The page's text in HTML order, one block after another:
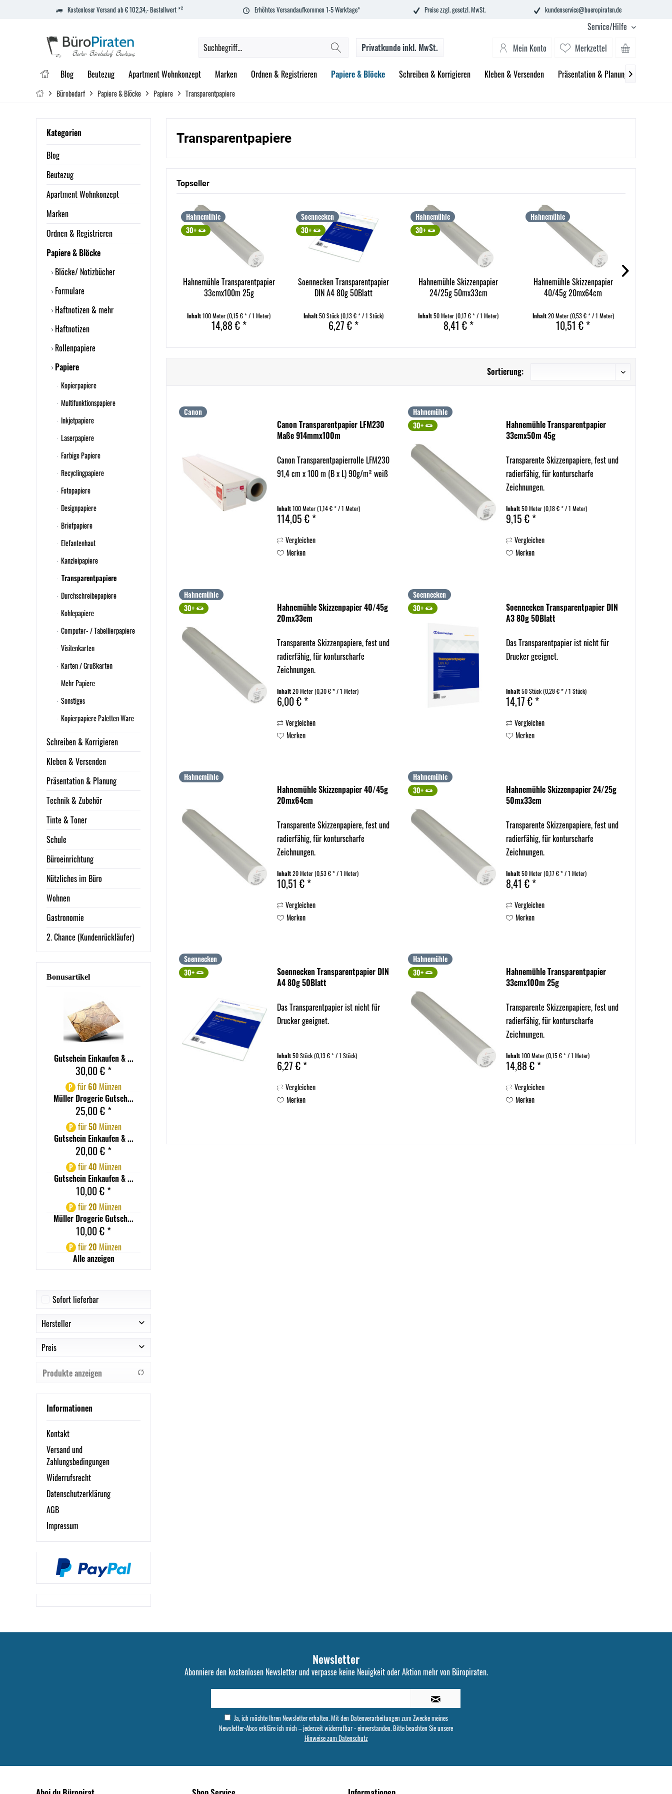
Kostenloser Versand ab € 102,34,- Bestellwert *² Erhöhtes Versandaufkommen 1-5 Werktage* Preise zzgl. gesetzl. MwSt. kundenservice@bueropiraten.de
Service/Hilfe
Merkzettel
Mein Konto
Privatkundeinkl. MwSt.
Blog Beutezug Apartment Wohnkonzept Marken Ordnen & Registrieren Papiere & Blöcke Schreiben & Korrigieren Kleben & Versenden Präsentation & Planung 
Bürobedarf Papiere & Blöcke Papiere Transparentpapiere
Kategorien
Blog
Beutezug
Apartment Wohnkonzept
Marken
Ordnen & Registrieren
Papiere & Blöcke
Blöcke/ Notizbücher
Formulare
Haftnotizen & mehr
Haftnotizen
Rollenpapiere
Papiere
Kopierpapiere
Multifunktionspapiere
Inkjetpapiere
Laserpapiere
Farbige Papiere
Recyclingpapiere
Fotopapiere
Designpapiere
Briefpapiere
Elefantenhaut
Kanzleipapiere
Transparentpapiere
Durchschreibepapiere
Kohlepapiere
Computer- / Tabellierpapiere
Visitenkarten
Karten / Grußkarten
Mehr Papiere
Sonstiges
Kopierpapiere Paletten Ware
Schreiben & Korrigieren
Kleben & Versenden
Präsentation & Planung
Technik & Zubehör
Tinte & Toner
Schule
Büroeinrichtung
Nützliches im Büro
Wohnen
Gastronomie
2. Chance (Kundenrückläufer)
Bonusartikel
Gutschein Einkaufen & ...
30,00 € *
P für60 Münzen
Müller Drogerie Gutsch...
25,00 € *
P für50 Münzen
Gutschein Einkaufen & ...
20,00 € *
P für40 Münzen
Gutschein Einkaufen & ...
10,00 € *
P für20 Münzen
Müller Drogerie Gutsch...
10,00 € *
P für20 Münzen
Alle anzeigen
Sofort lieferbar
Hersteller
Canon
Soennecken
Preis
6,00 €bis
Produkte anzeigen
Informationen
Kontakt
Versand und
Zahlungsbedingungen
Widerrufsrecht
Datenschutzerklärung
AGB
Impressum
Transparentpapiere
Topseller
Hahnemühle
30+
Hahnemühle Transparentpapier
33cmx100m 25g
Inhalt100 Meter(0,15 € * / 1 Meter)
14,88 € *
Soennecken
30+
Soennecken Transparentpapier
DIN A4 80g 50Blatt
Inhalt50 Stück(0,13 € * / 1 Stück)
6,27 € *
Hahnemühle
30+
Hahnemühle Skizzenpapier
24/25g 50mx33cm
Inhalt50 Meter(0,17 € * / 1 Meter)
8,41 € *
Hahnemühle
Hahnemühle Skizzenpapier
40/45g 20mx64cm
Inhalt20 Meter(0,53 € * / 1 Meter)
10,51 € *
Sortierung:
Canon
Canon Transparentpapier LFM230
Maße 914mmx100m
Canon Transparentpapierrolle LFM230
91,4 cm x 100 m (B x L) 90g/m² weiß
Inhalt100 Meter(1,14 € * / 1 Meter)
114,05 € *
Vergleichen
Merken
Hahnemühle
30+
Hahnemühle Transparentpapier
33cmx50m 45g
Transparente Skizzenpapiere, fest und
radierfähig, für konturscharfe
Zeichnungen.
Inhalt50 Meter(0,18 € * / 1 Meter)
9,15 € *
Vergleichen
Merken
Hahnemühle
30+
Hahnemühle Skizzenpapier 40/45g
20mx33cm
Transparente Skizzenpapiere, fest und
radierfähig, für konturscharfe
Zeichnungen.
Inhalt20 Meter(0,30 € * / 1 Meter)
6,00 € *
Vergleichen
Merken
Soennecken
30+
Soennecken Transparentpapier DIN
A3 80g 50Blatt
Das Transparentpapier ist nicht für
Drucker geeignet.
Inhalt50 Stück(0,28 € * / 1 Stück)
14,17 € *
Vergleichen
Merken
Hahnemühle
Hahnemühle Skizzenpapier 40/45g
20mx64cm
Transparente Skizzenpapiere, fest und
radierfähig, für konturscharfe
Zeichnungen.
Inhalt20 Meter(0,53 € * / 1 Meter)
10,51 € *
Vergleichen
Merken
Hahnemühle
30+
Hahnemühle Skizzenpapier 24/25g
50mx33cm
Transparente Skizzenpapiere, fest und
radierfähig, für konturscharfe
Zeichnungen.
Inhalt50 Meter(0,17 € * / 1 Meter)
8,41 € *
Vergleichen
Merken
Soennecken
30+
Soennecken Transparentpapier DIN
A4 80g 50Blatt
Das Transparentpapier ist nicht für
Drucker geeignet.
Inhalt50 Stück(0,13 € * / 1 Stück)
6,27 € *
Vergleichen
Merken
Hahnemühle
30+
Hahnemühle Transparentpapier
33cmx100m 25g
Transparente Skizzenpapiere, fest und
radierfähig, für konturscharfe
Zeichnungen.
Inhalt100 Meter(0,15 € * / 1 Meter)
14,88 € *
Vergleichen
Merken
Newsletter
Abonniere den kostenlosen Newsletter und verpasse keine Neuigkeit oder Aktion mehr von Büropiraten.
Ja, ich möchte Ihren Newsletter erhalten. Mit den Datenverarbeitungen zum Zwecke meines
Newsletter-Abos erkläre ich mich – jederzeit widerrufbar - einverstanden. Bitte beachten Sie unsere
Hinweise zum Datenschutz